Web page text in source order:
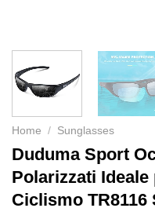
Home / Sunglasses
Duduma Sport
Polarizzati
Ciclismo